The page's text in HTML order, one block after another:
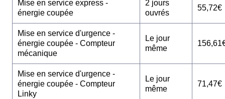
Mise en service express -
énergie coupée
2 jours
ouvrés
55,72€
Mise en service d'urgence -
énergie coupée - Compteur
mécanique
Le jour
même
Mise en service d'urgence -
énergie coupée - Compteur
Linky
Le jour
même
71,47€